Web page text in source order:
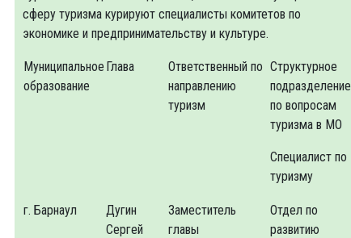
сферу туризма курируют специалисты комитетов по
экономике и предпринимательству и культуре.
Муниципальное
образование
Глава
Ответственный по
направлению
туризм
Структурное
подразделение
по вопросам
туризма в МО
Специалист по
туризму
г. Барнаул
Дугин
Сергей
Заместитель
главы
Отдел по
развитию